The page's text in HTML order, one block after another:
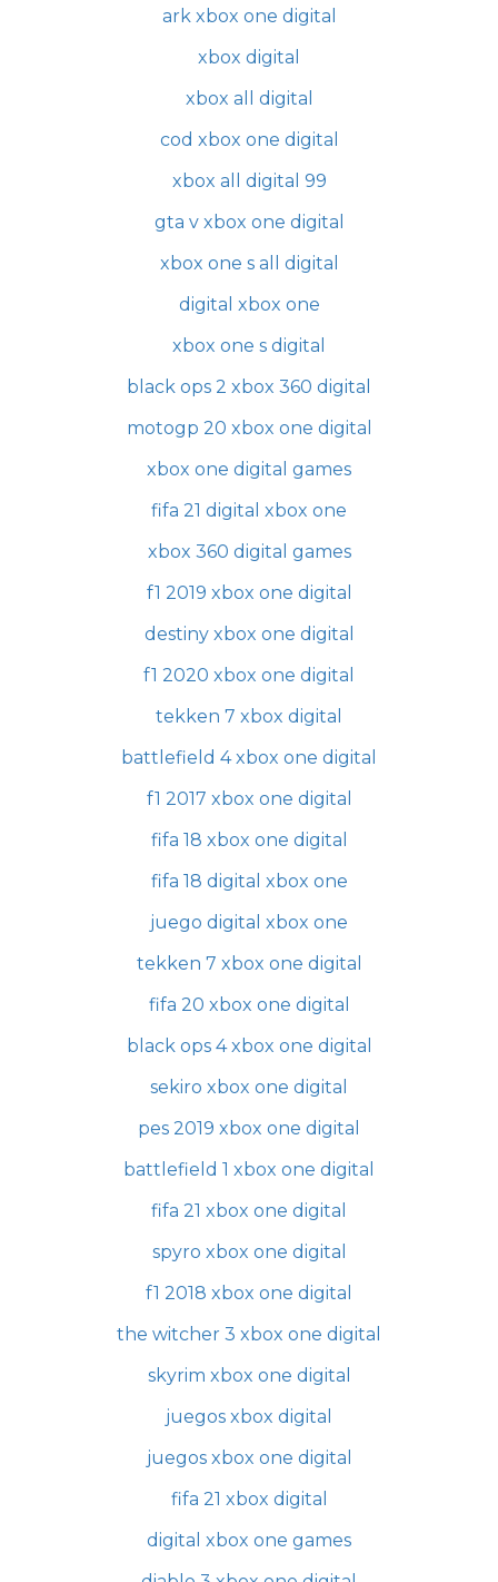
ark xbox one digital
xbox digital
xbox all digital
cod xbox one digital
xbox all digital 99
gta v xbox one digital
xbox one s all digital
digital xbox one
xbox one s digital
black ops 2 xbox 360 digital
motogp 20 xbox one digital
xbox one digital games
fifa 21 digital xbox one
xbox 360 digital games
f1 2019 xbox one digital
destiny xbox one digital
f1 2020 xbox one digital
tekken 7 xbox digital
battlefield 4 xbox one digital
f1 2017 xbox one digital
fifa 18 xbox one digital
fifa 18 digital xbox one
juego digital xbox one
tekken 7 xbox one digital
fifa 20 xbox one digital
black ops 4 xbox one digital
sekiro xbox one digital
pes 2019 xbox one digital
battlefield 1 xbox one digital
fifa 21 xbox one digital
spyro xbox one digital
f1 2018 xbox one digital
the witcher 3 xbox one digital
skyrim xbox one digital
juegos xbox digital
juegos xbox one digital
fifa 21 xbox digital
digital xbox one games